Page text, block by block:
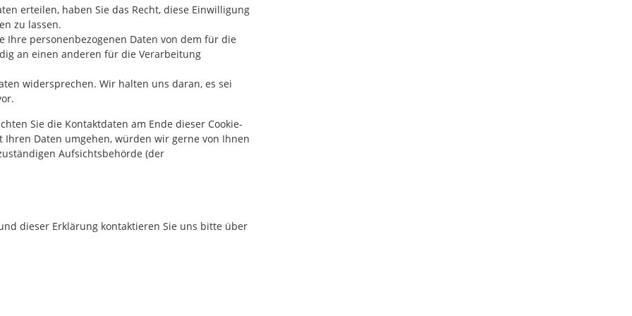
erteilen, haben Sie das Recht, diese Einwilligung
zu lassen.
Ihre personenbezogenen Daten von dem für die
an einen anderen für die Verarbeitung
widersprechen. Wir halten uns daran, es sei
Sie die Kontaktdaten am Ende dieser Cookie-
Daten umgehen, würden wir gerne von Ihnen
Aufsichtsbehörde (der
dieser Erklärung kontaktieren Sie uns bitte über